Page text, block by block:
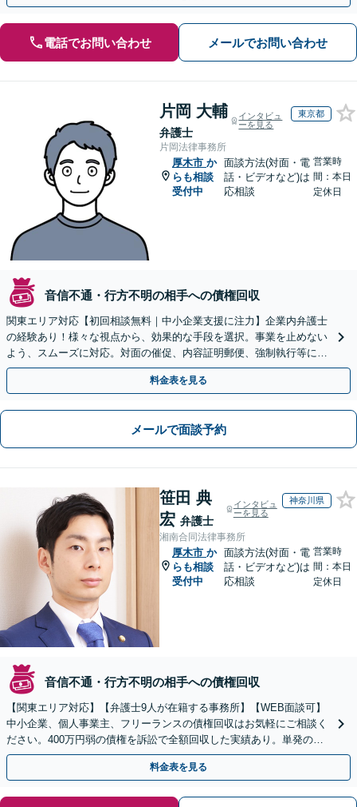
電話でお問い合わせ メールでお問い合わせ
片岡 大輔
弁護士
インタビュ
ーを見る
東京都
片岡法律事務所
厚木市 か
らも相談
受付中
面談方法(対面・電
話・ビデオなど)は
応相談
営業時
間：本日
定休日
音信不通・行方不明の相手への債権回収
関東エリア対応【初回相談無料｜中小企業支援に注力】企業内弁護士
の経験あり！様々な視点から、効果的な手段を選択。事業を止めない
よう、スムーズに対応。対面の催促、内容証明郵便、強制執行等に精
通。お困りの方はすぐにご相談を【オンライン面談◎】
料金表を見る
メールで面談予約
笹田 典
宏 弁護士
インタビュ
ーを見る
神奈川県
湘南合同法律事務所
厚木市 か
らも相談
受付中
面談方法(対面・電
話・ビデオなど)は
応相談
営業時
間：本日
定休日
音信不通・行方不明の相手への債権回収
【関東エリア対応】【弁護士9人が在籍する事務所】【WEB面談可】
中小企業、個人事業主、フリーランスの債権回収はお気軽にご相談く
ださい。400万円弱の債権を訴訟で全額回収した実績あり。単発のご
依頼から、顧問契約まで対応しております
料金表を見る